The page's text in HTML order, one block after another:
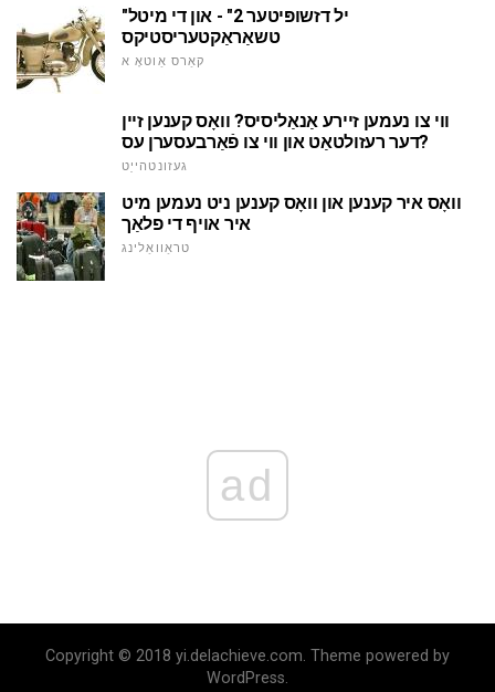
"יל דזשופּיטער 2" - און די מיטל
טשאַראַקטעריסטיקס
קאַרס אַוטאָ א
ווי צו נעמען זיירע אַנאַליסיס? וואָס קענען זיין
דער רעזולטאַט און ווי צו פֿאַרבעסערן עס?
געזונטהייַט
וואָס איר קענען און וואָס קענען ניט נעמען מיט
איר אויף די פלאַך
טראַוואַלינג
ad
Copyright © 2018 yi.delachieve.com. Theme powered by
WordPress.